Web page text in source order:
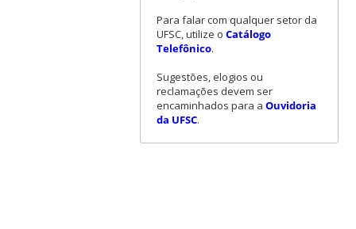
Para falar com qualquer setor da
UFSC, utilize o Catálogo
Telefônico.
Sugestões, elogios ou
reclamações devem ser
encaminhados para a Ouvidoria
da UFSC.